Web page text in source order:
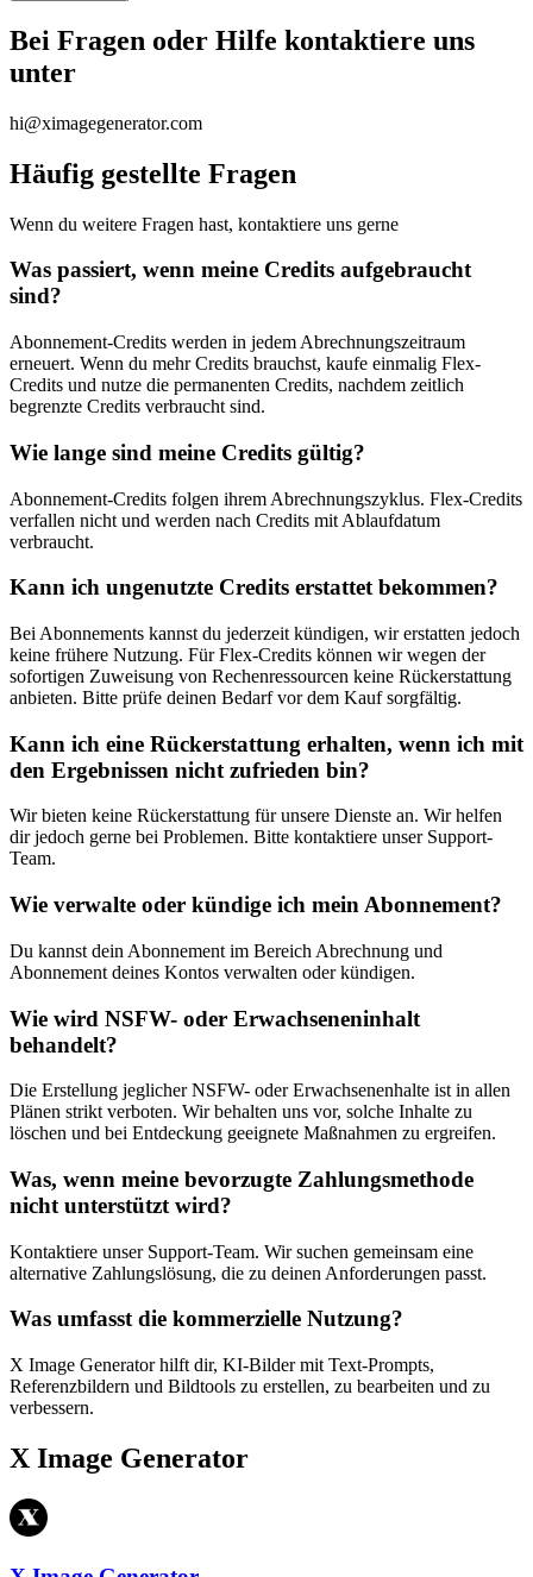
Bei Fragen oder Hilfe kontaktiere uns
unter
hi@ximagegenerator.com
Häufig gestellte Fragen
Wenn du weitere Fragen hast, kontaktiere uns gerne
Was passiert, wenn meine Credits aufgebraucht
sind?
Abonnement-Credits werden in jedem Abrechnungszeitraum
erneuert. Wenn du mehr Credits brauchst, kaufe einmalig Flex-
Credits und nutze die permanenten Credits, nachdem zeitlich
begrenzte Credits verbraucht sind.
Wie lange sind meine Credits gültig?
Abonnement-Credits folgen ihrem Abrechnungszyklus. Flex-Credits
verfallen nicht und werden nach Credits mit Ablaufdatum
verbraucht.
Kann ich ungenutzte Credits erstattet bekommen?
Bei Abonnements kannst du jederzeit kündigen, wir erstatten jedoch
keine frühere Nutzung. Für Flex-Credits können wir wegen der
sofortigen Zuweisung von Rechenressourcen keine Rückerstattung
anbieten. Bitte prüfe deinen Bedarf vor dem Kauf sorgfältig.
Kann ich eine Rückerstattung erhalten, wenn ich mit
den Ergebnissen nicht zufrieden bin?
Wir bieten keine Rückerstattung für unsere Dienste an. Wir helfen
dir jedoch gerne bei Problemen. Bitte kontaktiere unser Support-
Team.
Wie verwalte oder kündige ich mein Abonnement?
Du kannst dein Abonnement im Bereich Abrechnung und
Abonnement deines Kontos verwalten oder kündigen.
Wie wird NSFW- oder Erwachseneninhalt
behandelt?
Die Erstellung jeglicher NSFW- oder Erwachsenenhalte ist in allen
Plänen strikt verboten. Wir behalten uns vor, solche Inhalte zu
löschen und bei Entdeckung geeignete Maßnahmen zu ergreifen.
Was, wenn meine bevorzugte Zahlungsmethode
nicht unterstützt wird?
Kontaktiere unser Support-Team. Wir suchen gemeinsam eine
alternative Zahlungslösung, die zu deinen Anforderungen passt.
Was umfasst die kommerzielle Nutzung?
X Image Generator hilft dir, KI-Bilder mit Text-Prompts,
Referenzbildern und Bildtools zu erstellen, zu bearbeiten und zu
verbessern.
X Image Generator